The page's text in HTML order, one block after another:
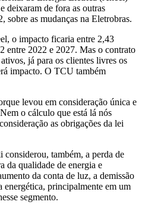
deixaram de fora as outras
sobre as mudanças na Eletrobras.
o impacto ficaria entre 2,43
entre 2022 e 2027. Mas o contrato
já para os clientes livres os
impacto. O TCU também
levou em consideração única e
o cálculo que está lá nós
as obrigações da lei
também, a perda de
da qualidade de energia e
da conta de luz, a demissão
energética, principalmente em um
segmento.